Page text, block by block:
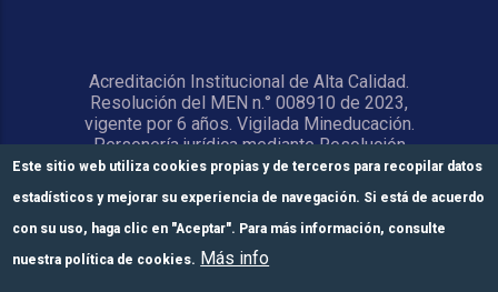
Acreditación Institucional de Alta Calidad.
Resolución del MEN n.° 008910 de 2023,
vigente por 6 años. Vigilada Mineducación.
Personería jurídica mediante Resolución
1876 del 5 de junio de 1967. Reconocida
como Universidad por el Ministerio de
Educación Nacional mediante Resolución
15818 del 31 de octubre de 1978.
© Universidad Central 2026
Este sitio web utiliza cookies propias y de terceros para recopilar datos
estadísticos y mejorar su experiencia de navegación. Si está de acuerdo
con su uso, haga clic en "Aceptar". Para más información, consulte
nuestra política de cookies. Más info